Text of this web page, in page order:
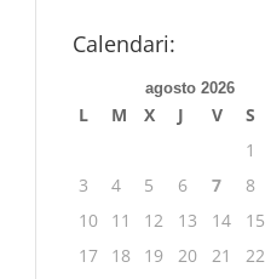
Calendari:
agosto 2026
L M X J V S
1
3
4 5 6 7 8
10
11 12 13 14 15
17
18 19 20 21 22